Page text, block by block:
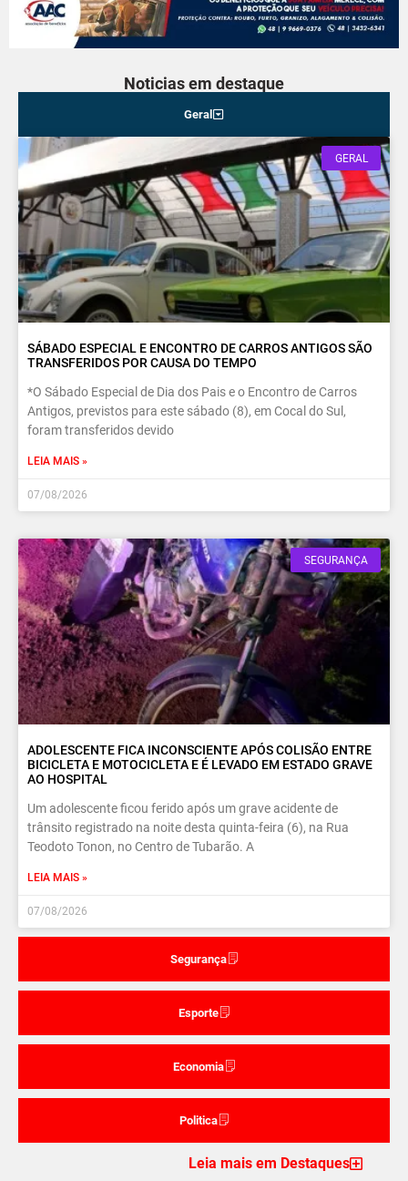
Noticias em destaque
Geral
Segurança
Esporte
Economia
Politica
GERAL
SÁBADO ESPECIAL E ENCONTRO DE CARROS ANTIGOS SÃO
TRANSFERIDOS POR CAUSA DO TEMPO
*O Sábado Especial de Dia dos Pais e o Encontro de Carros
Antigos, previstos para este sábado (8), em Cocal do Sul,
foram transferidos devido
LEIA MAIS »
07/08/2026
SEGURANÇA
ADOLESCENTE FICA INCONSCIENTE APÓS COLISÃO ENTRE
BICICLETA E MOTOCICLETA E É LEVADO EM ESTADO GRAVE
AO HOSPITAL
Um adolescente ficou ferido após um grave acidente de
trânsito registrado na noite desta quinta-feira (6), na Rua
Teodoto Tonon, no Centro de Tubarão. A
LEIA MAIS »
07/08/2026
Leia mais em Destaques